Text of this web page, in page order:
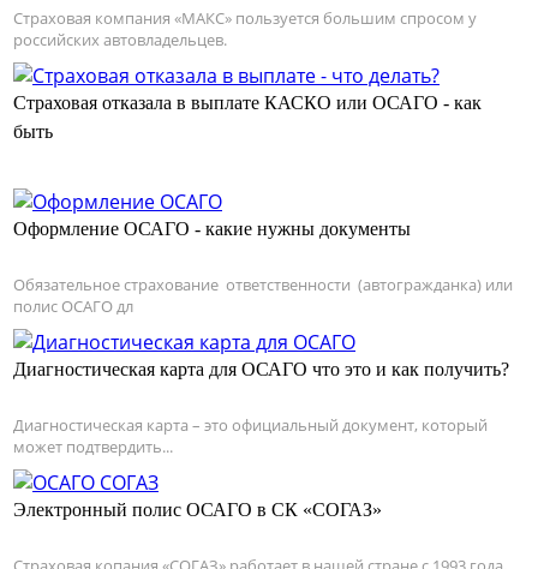
Страховая компания «МАКС» пользуется большим спросом у
российских автовладельцев.
Страховая отказала в выплате КАСКО или ОСАГО - как
быть
Оформление ОСАГО - какие нужны документы
Обязательное страхование ответственности (автогражданка) или
полис ОСАГО дл
Диагностическая карта для ОСАГО что это и как получить?
Диагностическая карта – это официальный документ, который
может подтвердить...
Электронный полис ОСАГО в СК «СОГАЗ»